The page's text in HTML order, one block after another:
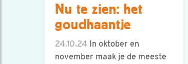
Nu te zien: het
goudhaantje
24.10.24 In oktober en
november maak je de meeste